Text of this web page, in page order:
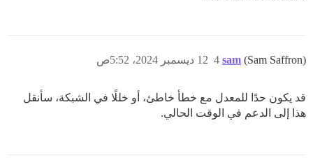
sam (Sam Saffron) 12 ديسمبر 2024، 5:52ص 4
قد يكون حدًا للمعدل مع خطأ خاطئ، أو خللًا في الشبكة، سأنقل
هذا إلى الدعم في الوقت الحالي.